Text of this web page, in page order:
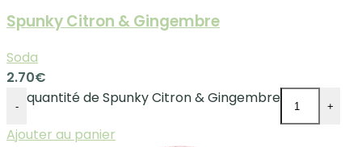
Spunky Citron & Gingembre
Soda
2.70€
- quantité de Spunky Citron & Gingembre +
Ajouter au panier